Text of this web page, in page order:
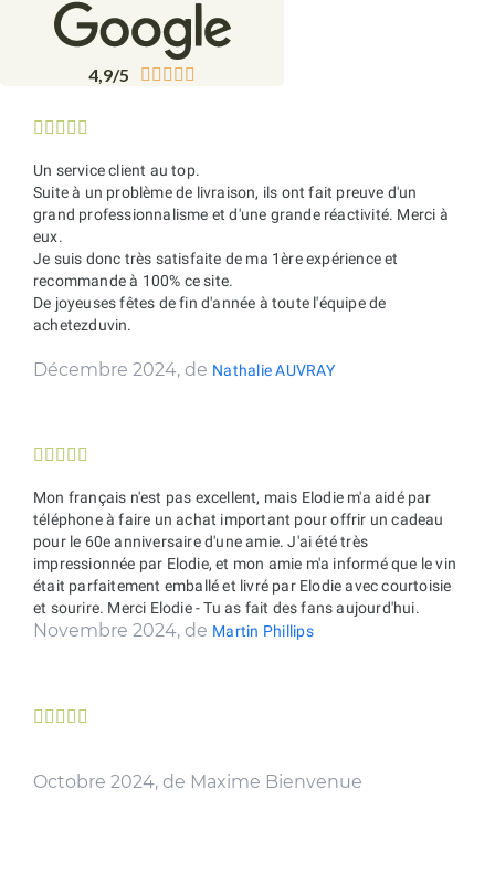
4,9/5     
    
Un service client au top.
Suite à un problème de livraison, ils ont fait preuve d'un
grand professionnalisme et d'une grande réactivité. Merci à
eux.
Je suis donc très satisfaite de ma 1ère expérience et
recommande à 100% ce site.
De joyeuses fêtes de fin d'année à toute l'équipe de
achetezduvin.
Décembre 2024, de Nathalie AUVRAY
    
Mon français n'est pas excellent, mais Elodie m'a aidé par
téléphone à faire un achat important pour offrir un cadeau
pour le 60e anniversaire d'une amie. J'ai été très
impressionnée par Elodie, et mon amie m'a informé que le vin
était parfaitement emballé et livré par Elodie avec courtoisie
et sourire. Merci Elodie - Tu as fait des fans aujourd'hui.
Novembre 2024, de Martin Phillips
    
Octobre 2024, de Maxime Bienvenue